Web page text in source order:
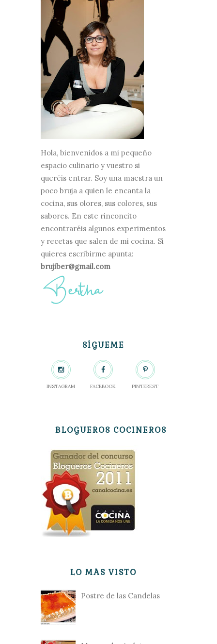
Hola, bienvenidos a mi pequeño
espacio culinario y vuestro si
queréis entrar. Soy una maestra un
poco bruja a quien le encanta la
cocina, sus olores, sus colores, sus
sabores. En este rinconcito
encontraréis algunos experimentos
y recetas que salen de mi cocina. Si
quieres escribirme apunta:
brujiber@gmail.com
SÍGUEME
INSTAGRAM FACEBOOK PINTEREST
BLOGUEROS COCINEROS
LO MÁS VISTO
Postre de las Candelas